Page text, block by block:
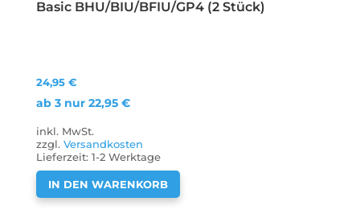
Basic BHU/BIU/BFIU/GP4 (2 Stück)
24,95€
ab 3 nur22,95€
inkl. MwSt.
zzgl.Versandkosten
Lieferzeit:1-2 Werktage
IN DEN WARENKORB